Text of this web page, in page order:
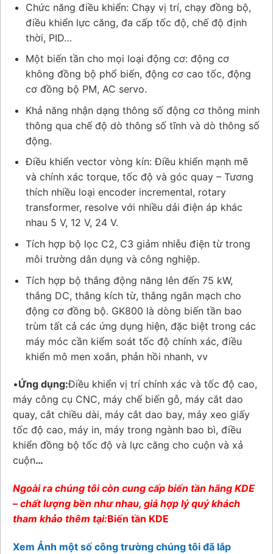
Chức năng điều khiển: Chạy vị trí, chạy đồng bộ,
điều khiển lực căng, đa cấp tốc độ, chế độ định
thời, PID…
Một biến tần cho mọi loại động cơ: động cơ
không đồng bộ phổ biến, động cơ cao tốc, động
cơ đồng bộ PM, AC servo.
Khả năng nhận dạng thông số động cơ thông minh
thông qua chế độ dò thông số tĩnh và dò thông số
động.
Điều khiển vector vòng kín: Điều khiển mạnh mẽ
và chính xác torque, tốc độ và góc quay – Tương
thích nhiều loại encoder incremental, rotary
transformer, resolve với nhiều dải điện áp khác
nhau 5 V, 12 V, 24 V.
Tích hợp bộ lọc C2, C3 giảm nhiễu điện từ trong
môi trường dân dụng và công nghiệp.
Tích hợp bộ thắng động năng lên đến 75 kW,
thắng DC, thắng kích từ, thắng ngắn mạch cho
động cơ đồng bộ. GK800 là dòng biến tần bao
trùm tất cả các ứng dụng hiện, đặc biệt trong các
máy móc cần kiểm soát tốc độ chính xác, điều
khiển mô men xoắn, phản hồi nhanh, vv
•Ứng dụng:Điều khiển vị trí chính xác và tốc độ cao,
máy công cụ CNC, máy chế biến gỗ, máy cắt dao
quay, cắt chiều dài, máy cắt dao bay, máy xeo giấy
tốc độ cao, máy in, máy trong ngành bao bì, điều
khiển đồng bộ tốc độ và lực căng cho cuộn và xả
cuộn…
Ngoài ra chúng tôi còn cung cấp biến tần hãng KDE
– chất lượng bền như nhau, giá hợp lý quý khách
tham khảo thêm tại:Biến tần KDE
Xem Ảnh một số công trường chúng tôi đã lắp